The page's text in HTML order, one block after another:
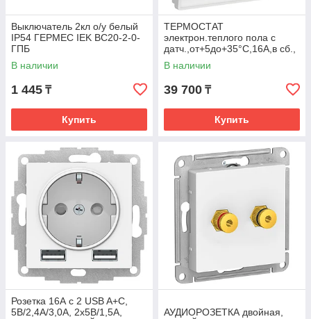
Выключатель 2кл о/у белый
IP54 ГЕРМЕС IEK ВС20-2-0-
ГПБ
В наличии
1 445 ₸
Купить
ТЕРМОСТАТ
электрон.теплого пола с
датч.,от+5до+35°C,16A,в сб.,
БЕЛЫЙ ATLASDESIGN
В наличии
39 700 ₸
Купить
Розетка 16А с 2 USB A+C,
5В/2,4А/3,0А, 2х5В/1,5А,
АУДИОРОЗЕТКА двойная,